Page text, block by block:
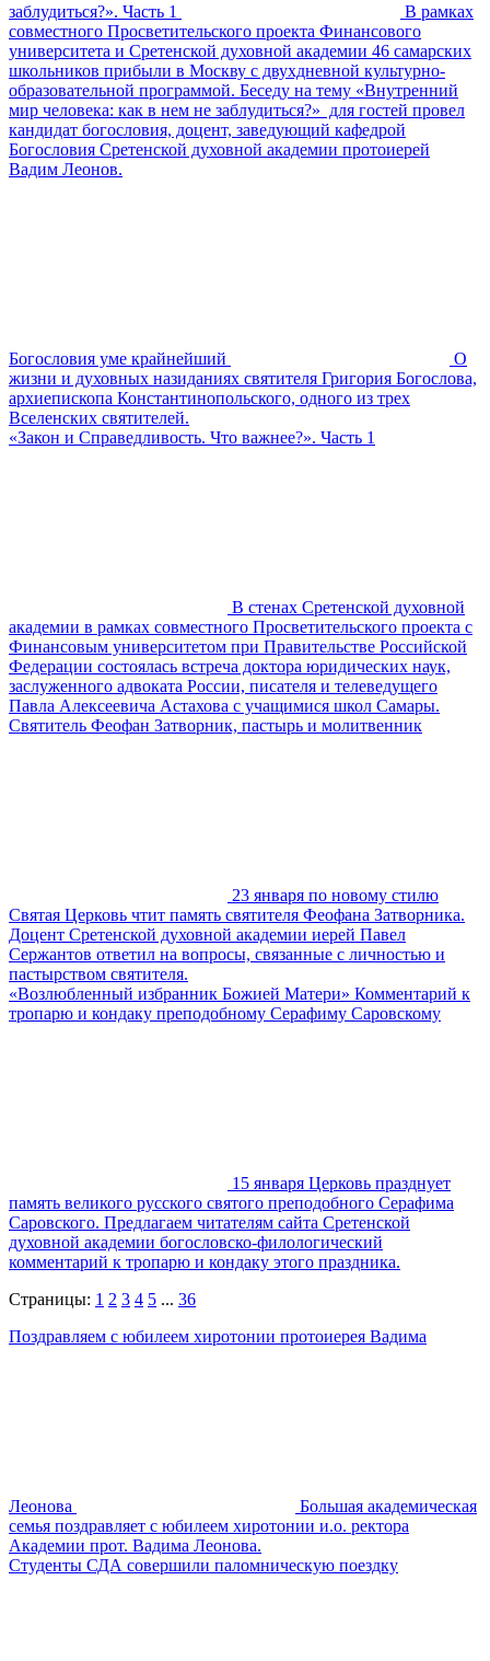
заблудиться?». Часть 1
В рамках
совместного Просветительского проекта Финансового
университета и Сретенской духовной академии 46 самарских
школьников прибыли в Москву с двухдневной культурно-
образовательной программой. Беседу на тему «Внутренний
мир человека: как в нем не заблудиться?» для гостей провел
кандидат богословия, доцент, заведующий кафедрой
Богословия Сретенской духовной академии протоиерей
Вадим Леонов.
Богословия уме крайнейший
О
жизни и духовных назиданиях святителя Григория Богослова,
архиепископа Константинопольского, одного из трех
Вселенских святителей.
«Закон и Справедливость. Что важнее?». Часть 1
В стенах Сретенской духовной
академии в рамках совместного Просветительского проекта с
Финансовым университетом при Правительстве Российской
Федерации состоялась встреча доктора юридических наук,
заслуженного адвоката России, писателя и телеведущего
Павла Алексеевича Астахова с учащимися школ Самары.
Святитель Феофан Затворник, пастырь и молитвенник
23 января по новому стилю
Святая Церковь чтит память святителя Феофана Затворника.
Доцент Сретенской духовной академии иерей Павел
Сержантов ответил на вопросы, связанные с личностью и
пастырством святителя.
«Возлюбленный избранник Божией Матери» Комментарий к
тропарю и кондаку преподобному Серафиму Саровскому
15 января Церковь празднует
память великого русского святого преподобного Серафима
Саровского. Предлагаем читателям сайта Сретенской
духовной академии богословско-филологический
комментарий к тропарю и кондаку этого праздника.
Страницы: 1 2 3 4 5 ... 36
Поздравляем с юбилеем хиротонии протоиерея Вадима
Леонова
Большая академическая
семья поздравляет с юбилеем хиротонии и.о. ректора
Академии прот. Вадима Леонова.
Студенты СДА совершили паломническую поездку